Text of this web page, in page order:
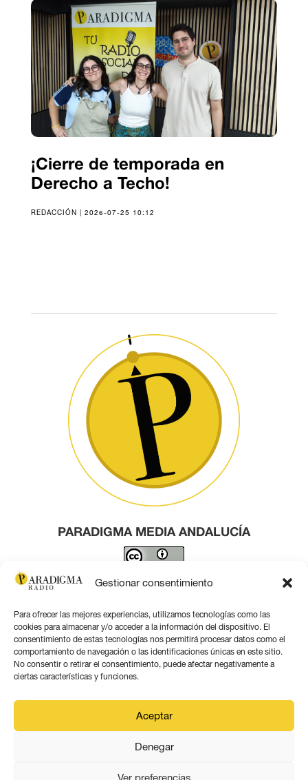
Gestionar consentimiento
Para ofrecer las mejores experiencias, utilizamos tecnologías como las
cookies para almacenar y/o acceder a la información del dispositivo. El
consentimiento de estas tecnologías nos permitirá procesar datos como el
comportamiento de navegación o las identificaciones únicas en este sitio.
No consentir o retirar el consentimiento, puede afectar negativamente a
ciertas características y funciones.
Aceptar
Denegar
Ver preferencias
¡Cierre de temporada en
Derecho a Techo!
REDACCIÓN | 2026-07-25 10:12
PARADIGMA MEDIA ANDALUCÍA
Este obra está bajo una licencia de Creative Commons
Contacto por correo
Aviso legal
Política de privacidad